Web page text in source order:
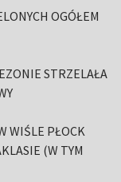
OGÓŁEM
STRZELAŁA
WIŚLE PŁOCK
(W TYM